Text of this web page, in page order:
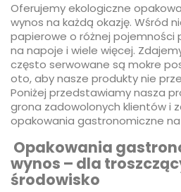
Oferujemy ekologiczne
wynos na każdą okazję. Wśród
papierowe o różnej pojemności
na napoje i wiele więcej.
często serwowane są mokre
oto, aby nasze produkty nie
Poniżej przedstawiamy nasza
grona zadowolonych klientów i
opakowania gastronomiczne na
Opakowania
wynos – dla
środowisko